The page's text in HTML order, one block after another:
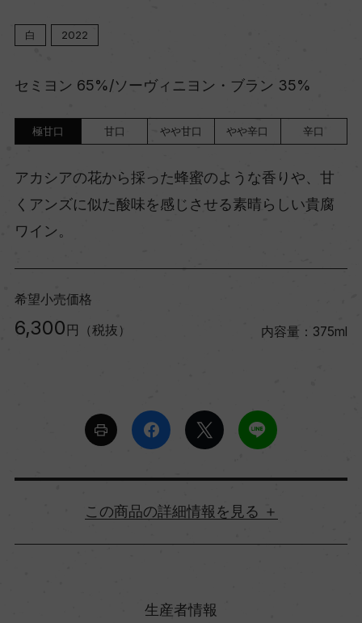
白 2022
セミヨン 65%/ソーヴィニヨン・ブラン 35%
極甘口 甘口 やや甘口 やや辛口 辛口
アカシアの花から採った蜂蜜のような香りや、甘
くアンズに似た酸味を感じさせる素晴らしい貴腐
ワイン。
希望小売価格
6,300 円（税抜） 内容量：375ml
詳細情報
生産者情報